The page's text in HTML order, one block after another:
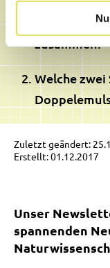
Erkläre mit
zusammen.
Welche
Zuletzt geändert:
Erstellt: 01.12.2017
Unser
spannenden